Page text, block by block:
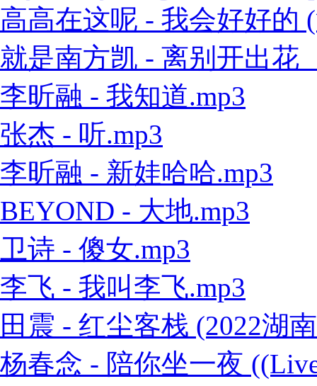
高高在这呢 - 我会好好的
就是南方凯 - 离别开出花
李昕融 - 我知道.mp3
张杰 - 听.mp3
李昕融 - 新娃哈哈.mp3
BEYOND - 大地.mp3
卫诗 - 傻女.mp3
李飞 - 我叫李飞.mp3
田震 - 红尘客栈 (2022湖
杨春念 - 陪你坐一夜